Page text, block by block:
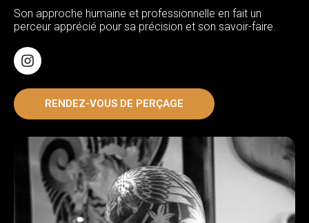
Son approche humaine et professionnelle en fait un
perceur apprécié pour sa précision et son savoir-faire.
RENDEZ-VOUS DE PERÇAGE